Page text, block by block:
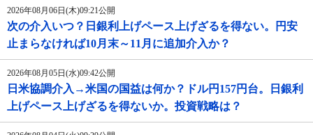
2026年08月06日(木)09:21公開
次の介入いつ？日銀利上げペース上げざるを得ない。円安
止まらなければ10月末～11月に追加介入か？
2026年08月05日(水)09:42公開
日米協調介入→米国の国益は何か？ドル円157円台。日銀利
上げペース上げざるを得ないか。投資戦略は？